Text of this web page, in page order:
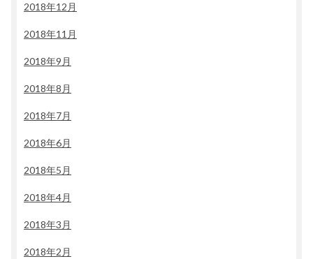
2018年12月
2018年11月
2018年9月
2018年8月
2018年7月
2018年6月
2018年5月
2018年4月
2018年3月
2018年2月